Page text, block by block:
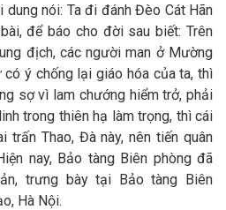
dung nói: Ta đi đánh Đèo Cát Hãn
để báo cho đời sau biết: Trên
địch, các người man ở Mường
ý chống lại giáo hóa của ta, thì
sợ vì lam chướng hiểm trở, phải
trong thiên hạ làm trọng, thì cái
Thao, Đà này, nên tiến quân
nay, Bảo tàng Biên phòng đã
trưng bày tại Bảo tàng Biên
Hà Nội.